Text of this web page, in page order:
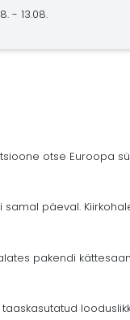
- 13.08.
otse Euroopa
samal päeval.
pakendi